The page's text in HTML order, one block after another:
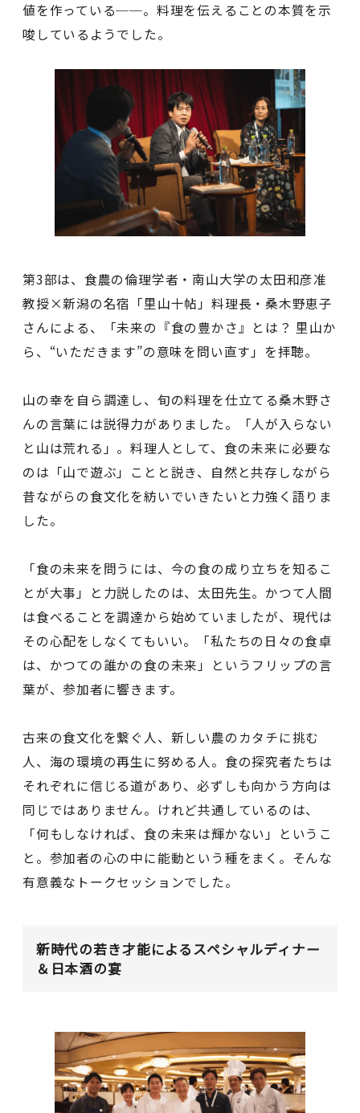
値を作っている──。料理を伝えることの本質を示
唆しているようでした。
第3部は、食農の倫理学者・南山大学の太田和彦准
教授×新潟の名宿「里山十帖」料理長・桑木野恵子
さんによる、「未来の『食の豊かさ』とは？ 里山か
ら、“いただきます”の意味を問い直す」を拝聴。
山の幸を自ら調達し、旬の料理を仕立てる桑木野さ
んの言葉には説得力がありました。「人が入らない
と山は荒れる」。料理人として、食の未来に必要な
のは「山で遊ぶ」ことと説き、自然と共存しながら
昔ながらの食文化を紡いでいきたいと力強く語りま
した。
「食の未来を問うには、今の食の成り立ちを知るこ
とが大事」と力説したのは、太田先生。かつて人間
は食べることを調達から始めていましたが、現代は
その心配をしなくてもいい。「私たちの日々の食卓
は、かつての誰かの食の未来」というフリップの言
葉が、参加者に響きます。
古来の食文化を繋ぐ人、新しい農のカタチに挑む
人、海の環境の再生に努める人。食の探究者たちは
それぞれに信じる道があり、必ずしも向かう方向は
同じではありません。けれど共通しているのは、
「何もしなければ、食の未来は輝かない」というこ
と。参加者の心の中に能動という種をまく。そんな
有意義なトークセッションでした。
新時代の若き才能によるスペシャルディナー
＆日本酒の宴